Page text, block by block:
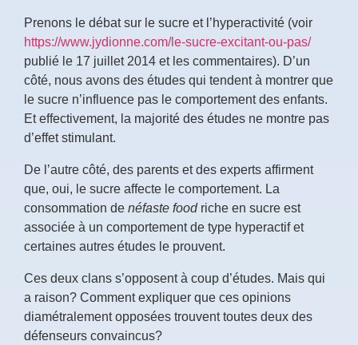
Prenons le débat sur le sucre et l’hyperactivité (voir
https://www.jydionne.com/le-sucre-excitant-ou-pas/
publié le 17 juillet 2014 et les commentaires). D’un
côté, nous avons des études qui tendent à montrer que
le sucre n’influence pas le comportement des enfants.
Et effectivement, la majorité des études ne montre pas
d’effet stimulant.
De l’autre côté, des parents et des experts affirment
que, oui, le sucre affecte le comportement. La
consommation denéfaste foodriche en sucre est
associée à un comportement de type hyperactif et
certaines autres études le prouvent.
Ces deux clans s’opposent à coup d’études. Mais qui
a raison? Comment expliquer que ces opinions
diamétralement opposées trouvent toutes deux des
défenseurs convaincus?